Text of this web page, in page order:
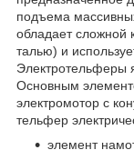
подъема
обладает сложной
талью) и
Электротельферы
Основным
электромотор с
тельфер
элемент